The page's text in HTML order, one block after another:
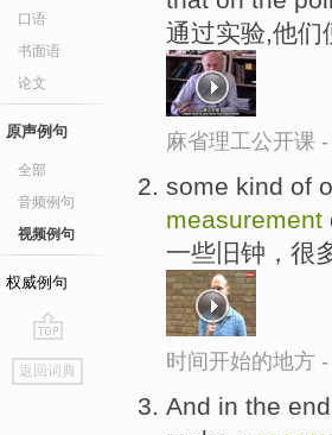
口语
书面语
论文
原声例句
全部
音频例句
视频例句
权威例句
go
top
返回词典
通过实验,他们
麻省理工公开课
some kind of
measurement
一些旧钟，很
时间开始的地方
And in the